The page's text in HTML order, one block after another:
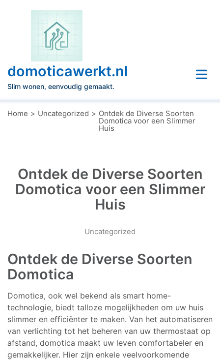
domoticawerkt.nl
Slim wonen, eenvoudig gemaakt.
Home Uncategorized Ontdek de Diverse Soorten
Domotica voor een Slimmer
Huis
Ontdek de Diverse Soorten
Domotica voor een Slimmer
Huis
Uncategorized
Ontdek de Diverse Soorten
Domotica
Domotica, ook wel bekend als smart home-
technologie, biedt talloze mogelijkheden om uw huis
slimmer en efficiënter te maken. Van het automatiseren
van verlichting tot het beheren van uw thermostaat op
afstand, domotica maakt uw leven comfortabeler en
gemakkelijker. Hier zijn enkele veelvoorkomende